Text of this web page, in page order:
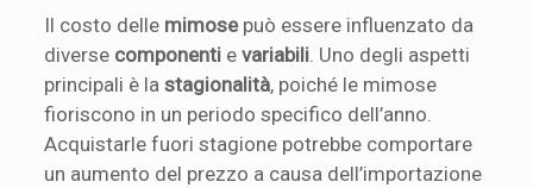
Il costo delle mimosepuò essere influenzato da
diverse componenti evariabili . Uno degli aspetti
principali è lastagionalità, poiché le mimose
fioriscono in un periodo specifico dell’anno.
Acquistarle fuori stagione potrebbe comportare
un aumento del prezzo a causa dell’importazione